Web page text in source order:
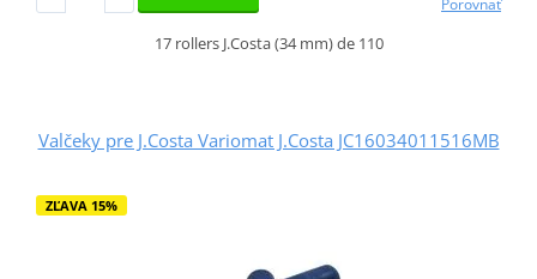
Porovnať
17 rollers J.Costa (34 mm) de 110
Valčeky pre J.Costa Variomat J.Costa JC16034011516MB
ZĽAVA 15%